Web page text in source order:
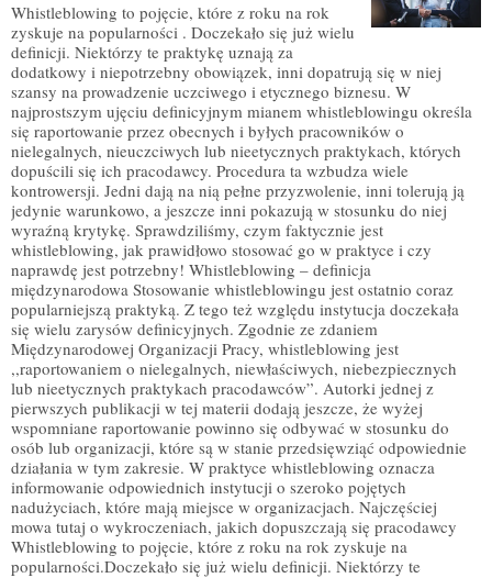
Whistleblowing to pojęcie, które z roku na rok
zyskuje na popularności . Doczekało się już wielu
definicji. Niektórzy te praktykę uznają za
dodatkowy i niepotrzebny obowiązek, inni dopatrują się w niej
szansy na prowadzenie uczciwego i etycznego biznesu. W
najprostszym ujęciu definicyjnym mianem whistleblowingu określa
się raportowanie przez obecnych i byłych pracowników o
nielegalnych, nieuczciwych lub nieetycznych praktykach, których
dopuścili się ich pracodawcy. Procedura ta wzbudza wiele
kontrowersji. Jedni dają na nią pełne przyzwolenie, inni tolerują ją
jedynie warunkowo, a jeszcze inni pokazują w stosunku do niej
wyraźną krytykę. Sprawdziliśmy, czym faktycznie jest
whistleblowing, jak prawidłowo stosować go w praktyce i czy
naprawdę jest potrzebny! Whistleblowing – definicja
międzynarodowa Stosowanie whistleblowingu jest ostatnio coraz
popularniejszą praktyką. Z tego też względu instytucja doczekała
się wielu zarysów definicyjnych. Zgodnie ze zdaniem
Międzynarodowej Organizacji Pracy, whistleblowing jest
,,raportowaniem o nielegalnych, niewłaściwych, niebezpiecznych
lub nieetycznych praktykach pracodawców”. Autorki jednej z
pierwszych publikacji w tej materii dodają jeszcze, że wyżej
wspomniane raportowanie powinno się odbywać w stosunku do
osób lub organizacji, które są w stanie przedsięwziąć odpowiednie
działania w tym zakresie. W praktyce whistleblowing oznacza
informowanie odpowiednich instytucji o szeroko pojętych
nadużyciach, które mają miejsce w organizacjach. Najczęściej
mowa tutaj o wykroczeniach, jakich dopuszczają się pracodawcy
Whistleblowing to pojęcie, które z roku na rok zyskuje na
popularności.Doczekało się już wielu definicji. Niektórzy te